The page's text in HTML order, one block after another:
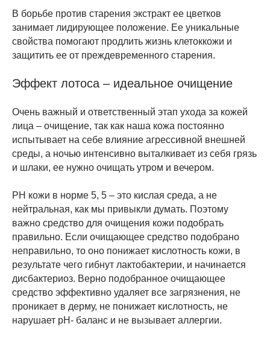
В борьбе против старения экстракт ее цветков
занимает лидирующее положение. Ее уникальные
свойства помогают продлить жизнь клетоккожи и
защитить ее от преждевременного старения.
Эффект лотоса – идеальное очищение
Очень важный и ответственный этап ухода за кожей
лица – очищение, так как наша кожа постоянно
испытывает на себе влияние агрессивной внешней
среды, а ночью интенсивно выталкивает из себя грязь
и шлаки, ее нужно очищать утром и вечером.
PH кожи в норме 5, 5 – это кислая среда, а не
нейтральная, как мы привыкли думать. Поэтому
важно средство для очищения кожи подобрать
правильно. Если очищающее средство подобрано
неправильно, то оно понижает кислотность кожи, в
результате чего гибнут лактобактерии, и начинается
дисбактериоз. Верно подобранное очищающее
средство эффективно удаляет все загрязнения, не
проникает в дерму, не понижает кислотность, не
нарушает pH- баланс и не вызывает аллергии.